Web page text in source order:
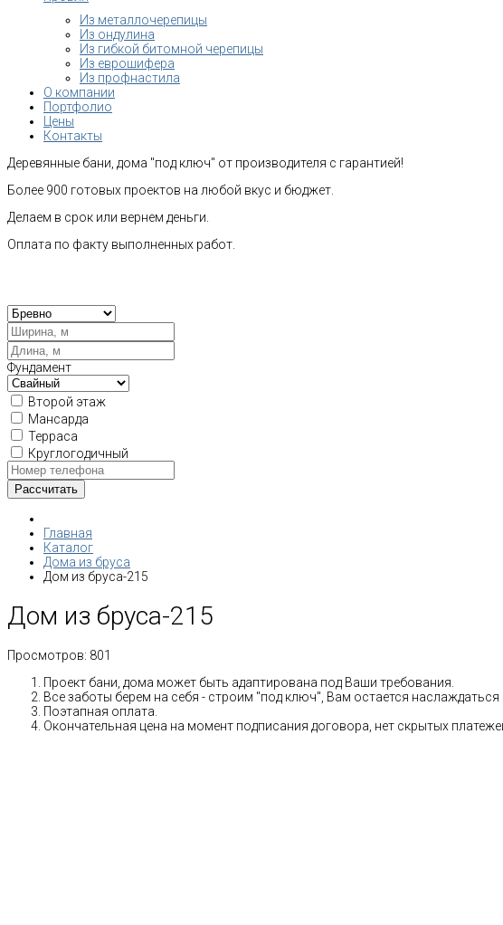
Из металлочерепицы
Из ондулина
Из гибкой битомной черепицы
Из еврошифера
Из профнастила
О компании
Портфолио
Цены
Контакты
Деревянные бани, дома "под ключ" от производителя с гарантией!
Более 900 готовых проектов на любой вкус и бюджет.
Делаем в срок или вернем деньги.
Оплата по факту выполненных работ.
Фундамент
Второй этаж
Мансарда
Терраса
Круглогодичный
Главная
Каталог
Дома из бруса
Дом из бруса-215
Дом из бруса-215
Просмотров: 801
Проект бани, дома может быть адаптирована под Ваши требования.
Все заботы берем на себя - строим "под ключ", Вам остается наслаждаться
Поэтапная оплата.
Окончательная цена на момент подписания договора, нет скрытых